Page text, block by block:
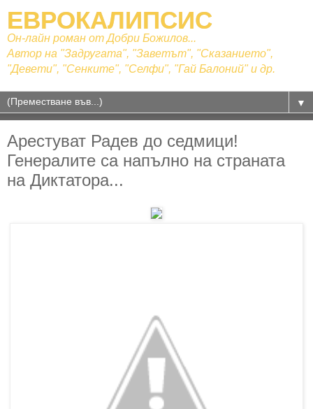
ЕВРОКАЛИПСИС
Он-лайн роман от Добри Божилов...
Автор на "Задругата", "Заветът", "Сказанието",
"Девети", "Сенките", "Селфи", "Гай Балоний" и др.
▼
Арестуват Радев до седмици!
Генералите са напълно на страната
на Диктатора...